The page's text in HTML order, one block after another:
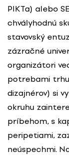
PIKTa) alebo
chvályhodnú
stavovský
zázračné
organizátori
potrebami
dizajnérov) si
okruhu
príbehom, s
peripetiami,
neúspechmi.